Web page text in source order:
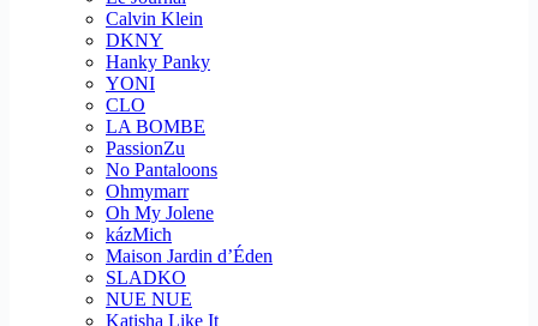
Calvin Klein
DKNY
Hanky Panky
YONI
CLO
LA BOMBE
PassionZu
No Pantaloons
Ohmymarr
Oh My Jolene
kázMich
Maison Jardin d’Éden
SLADKO
NUE NUE
Katisha Like It